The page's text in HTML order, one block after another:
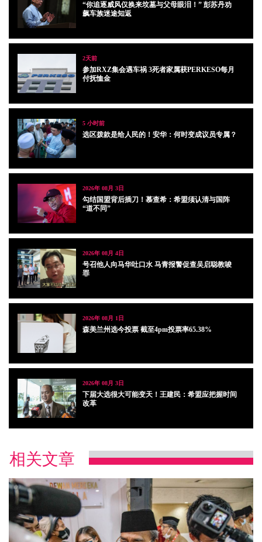
“你追逐威风仅换来坟墓与父母眼泪！” 彭苏丹劝
飙车族迷途知返
2天前
参加RXZ集会遇车祸 3死者家属获PERKESO每月
付抚恤金
5 小时前
选区拨款是给人民的！安华：何时变成议员专属？
2026年 08月 3日
勾结国盟背后插刀！慕查希：希盟须认清与国阵
“道不同”
2026年 08月 4日
号召他人向马华吐口水 马青报警促查吴启聪教唆
罪
2026年 08月 1日
森美兰州选今投票 截至4pm投票率65.38%
2026年 08月 3日
下届大选很大可能变天！王建民：希盟应把握时间
改革
相关文章